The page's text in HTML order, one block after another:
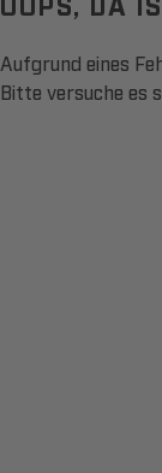
Aufgrund eines
Bitte versuche es